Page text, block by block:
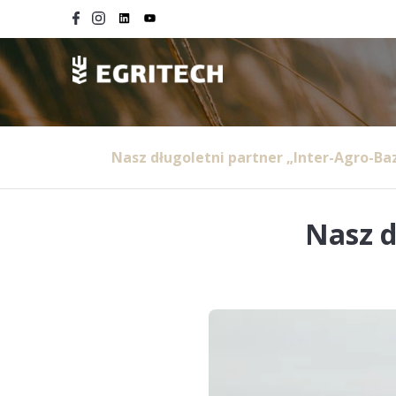
Nasz długoletni partner „Inter-Agro-
Nasz